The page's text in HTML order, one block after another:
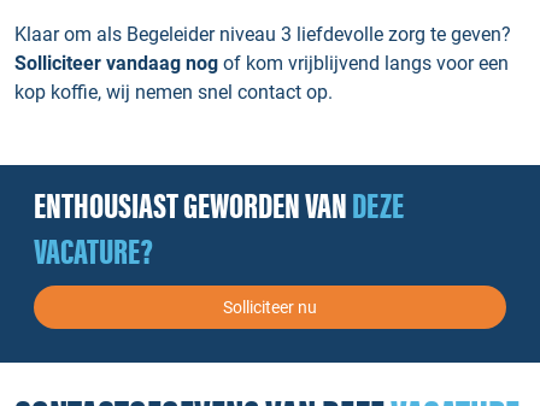
Klaar om als Begeleider niveau 3 liefdevolle zorg te geven?
Solliciteer vandaag nog of kom vrijblijvend langs voor een
kop koffie, wij nemen snel contact op.
ENTHOUSIAST GEWORDEN VANDEZE
VACATURE?
Solliciteer nu